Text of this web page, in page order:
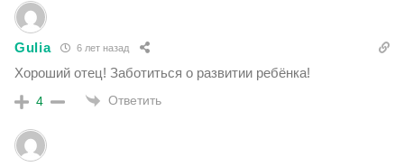
Gulia 6 лет назад
Хороший отец! Заботиться о развитии ребёнка!
4 Ответить